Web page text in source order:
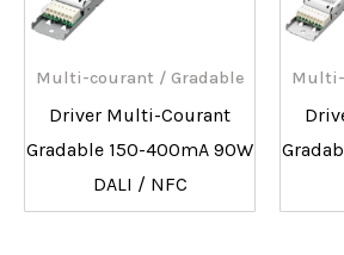
Multi-courant / Gradable
Driver Multi-Courant
Gradable 150-400mA 90W
DALI / NFC
Multi-